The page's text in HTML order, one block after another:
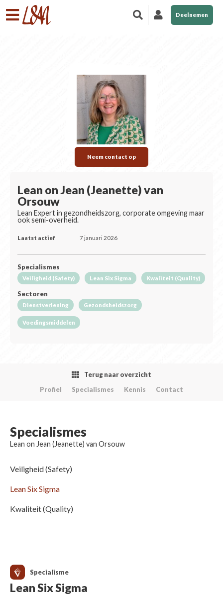
Deelnemen
Neem contact op
Lean on Jean (Jeanette) van
Orsouw
Lean Expert in gezondheidszorg, corporate omgeving maar
ook semi-overheid.
Laatst actief 7 januari 2026
Specialismes
Veiligheid (Safety) Lean Six Sigma Kwaliteit (Quality)
Sectoren
Dienstverlening Gezondsheidszorg
Voedingsmiddelen
Terug naar overzicht
Profiel
Specialismes Kennis Contact
Specialismes
Lean on Jean (Jeanette) van Orsouw
Veiligheid (Safety)
Lean Six Sigma
Kwaliteit (Quality)
Specialisme
Lean Six Sigma